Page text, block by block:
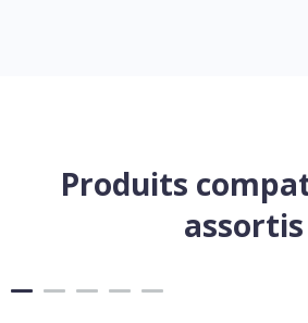
Produits
assortis